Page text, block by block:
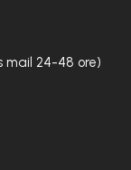
mail 24-48 ore)